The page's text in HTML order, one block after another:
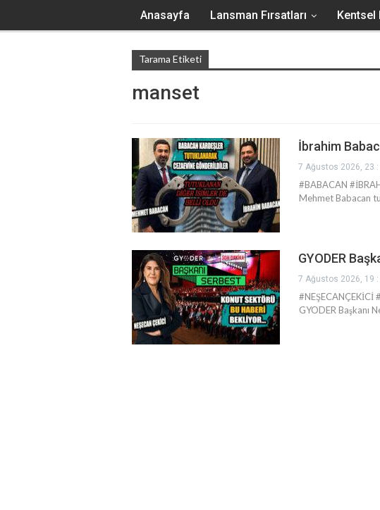
Anasayfa Lansman Fırsatları Kentsel
Tarama Etiketi
manset
İbrahim
7 Ağustos 2026, 23 :
#BABACAN
Mehmet Babacan
GYODER
7 Ağustos 2026, 19 :
#NEŞECANÇEKİCİ
GYODER Başkanı